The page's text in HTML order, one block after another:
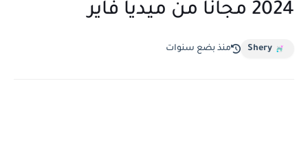
2024 مجانا من ميديا فاير
Shery منذ بضع سنوات